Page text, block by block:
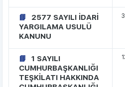
2577 SAYILI İDARİ
YARGILAMA USULÜ
KANUNU
1 SAYILI
CUMHURBAŞKANLIĞI
TEŞKİLATI HAKKINDA